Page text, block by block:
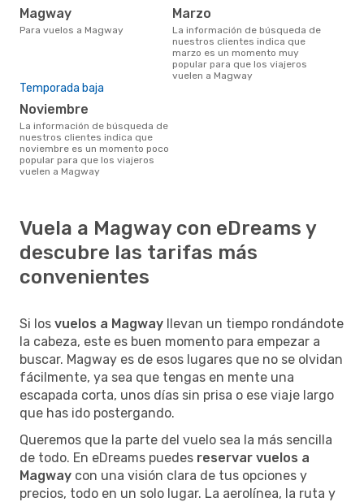
Magway
Para vuelos a Magway
marzo
La información de búsqueda de
nuestros clientes indica que
marzo es un momento muy
popular para que los viajeros
vuelen a Magway
Temporada baja
noviembre
La información de búsqueda de
nuestros clientes indica que
noviembre es un momento poco
popular para que los viajeros
vuelen a Magway
Vuela a Magway con eDreams y
descubre las tarifas más
convenientes
Si los vuelos a Magway llevan un tiempo rondándote
la cabeza, este es buen momento para empezar a
buscar. Magway es de esos lugares que no se olvidan
fácilmente, ya sea que tengas en mente una
escapada corta, unos días sin prisa o ese viaje largo
que has ido postergando.
Queremos que la parte del vuelo sea la más sencilla
de todo. En eDreams puedes reservar vuelos a
Magway con una visión clara de tus opciones y
precios, todo en un solo lugar. La aerolínea, la ruta y